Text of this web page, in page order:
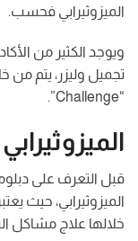
الميزوثيرابي فحسب.
ويوجد الكثير من
تجميل وليزر، يتم من
“Challenge”.
الميزوثيرابي
قبل التعرف على
الميزوثيرابي، حيث
خلالها علاج مشاكل